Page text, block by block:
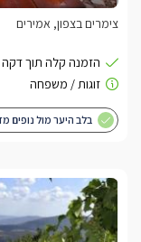
צימרים בצפון, אמירים
בלב היער מול נופים